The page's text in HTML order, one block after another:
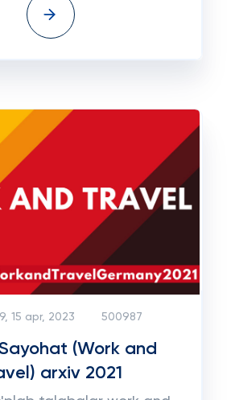
15 apr, 2023 500987
(Work and
arxiv 2021